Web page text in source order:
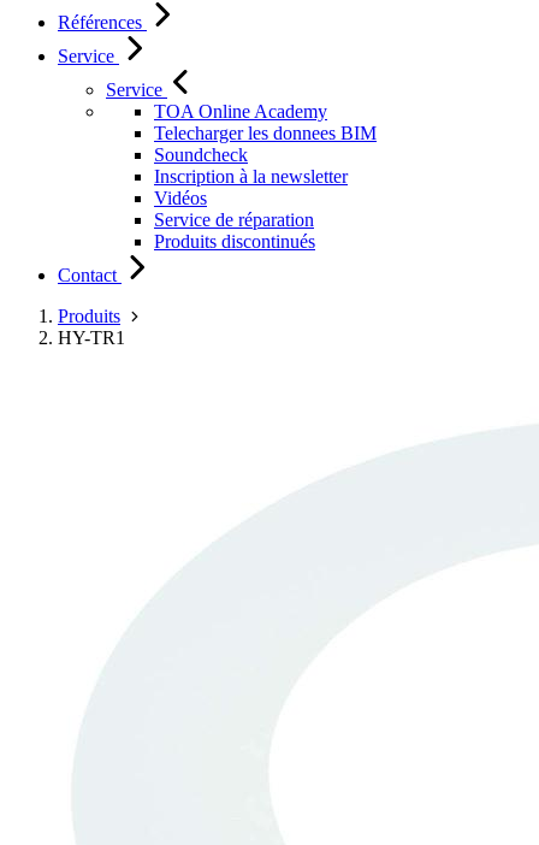
Références
Service
Service
TOA Online Academy
Telecharger les donnees BIM
Soundcheck
Inscription à la newsletter
Vidéos
Service de réparation
Produits discontinués
Contact
Produits
HY-TR1